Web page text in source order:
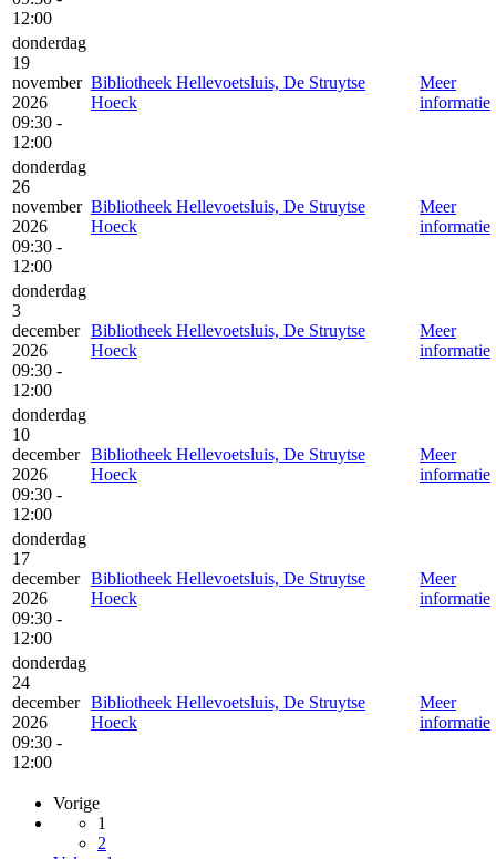
12:00
donderdag
19
november
2026
09:30 -
12:00
Bibliotheek Hellevoetsluis, De Struytse
Hoeck
Meer
informatie
donderdag
26
november
2026
09:30 -
12:00
Bibliotheek Hellevoetsluis, De Struytse
Hoeck
Meer
informatie
donderdag
3
december
2026
09:30 -
12:00
Bibliotheek Hellevoetsluis, De Struytse
Hoeck
Meer
informatie
donderdag
10
december
2026
09:30 -
12:00
Bibliotheek Hellevoetsluis, De Struytse
Hoeck
Meer
informatie
donderdag
17
december
2026
09:30 -
12:00
Bibliotheek Hellevoetsluis, De Struytse
Hoeck
Meer
informatie
donderdag
24
december
2026
09:30 -
12:00
Bibliotheek Hellevoetsluis, De Struytse
Hoeck
Meer
informatie
Vorige
1
2